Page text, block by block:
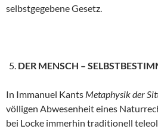
selbstgegebene Gesetz.
DER MENSCH –
In Immanuel Kants Metaphysik der
völligen Abwesenheit eines
bei Locke immerhin traditionell